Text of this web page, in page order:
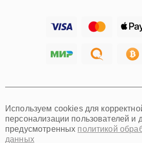
Хабаровск
Иркутск
Омск
Красноярск
Пермь
Используем cookies для
персонализации пользователей и
предусмотренных политикой
данных